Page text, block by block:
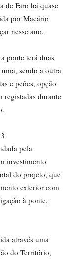
de Faro há quase
por Macário
nesse ano.
ponte terá duas
sendo a outra
e peões, opção
registadas durante
pela
investimento
do projeto, que
exterior com
à ponte,
através uma
do Território,